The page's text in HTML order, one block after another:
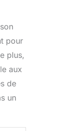
pour
plus,
aux
de
un